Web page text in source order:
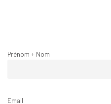
Prénom + Nom
Email